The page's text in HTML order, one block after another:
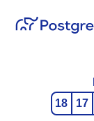
18
17